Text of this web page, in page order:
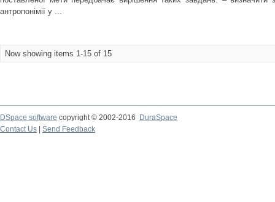
антропонімії у ...
Now showing items 1-15 of 15
DSpace software copyright © 2002-2016
DuraSpace
Contact Us
Send Feedback